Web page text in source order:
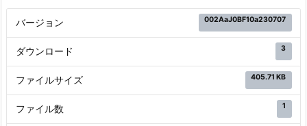
バージョン 002AaJ0BF10a230707
ダウンロード 3
ファイルサイズ 405.71 KB
ファイル数 1